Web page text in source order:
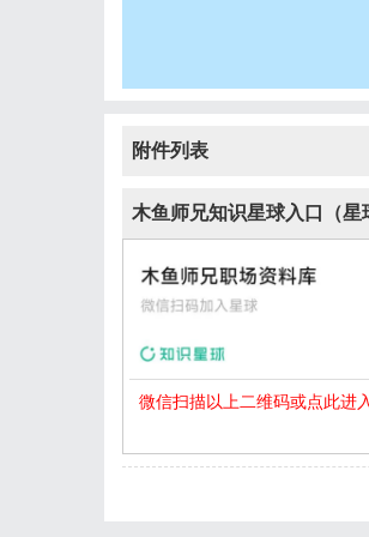
附件列表
木鱼师兄知识星球入口（星
微信扫描以上二维码或点此进入